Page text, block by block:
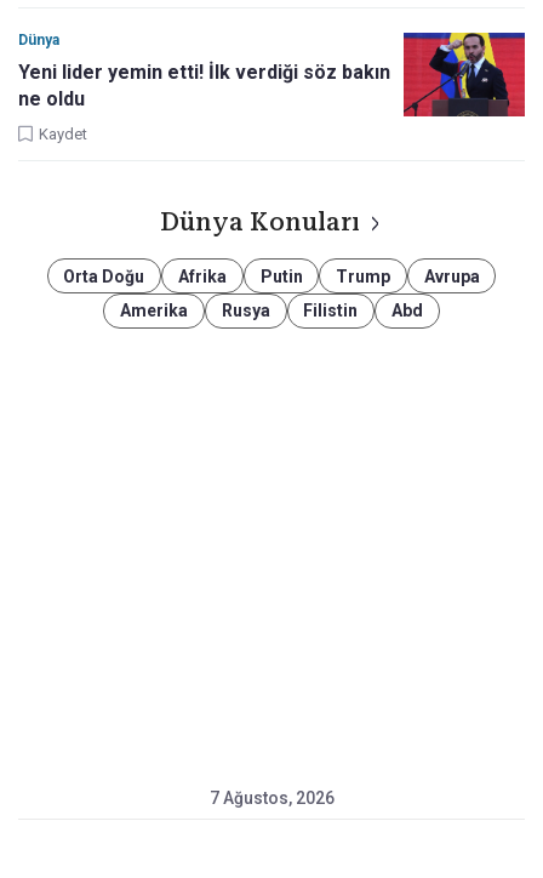
Dünya
Yeni lider yemin etti! İlk verdiği söz bakın
ne oldu
Kaydet
Dünya Konuları
Orta Doğu Afrika Putin Trump
Avrupa
Amerika
Rusya Filistin Abd
7 Ağustos, 2026